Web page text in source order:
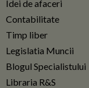
Idei de afaceri
Contabilitate
Timp liber
Legislatia Muncii
Blogul Specialistului
Libraria R&S